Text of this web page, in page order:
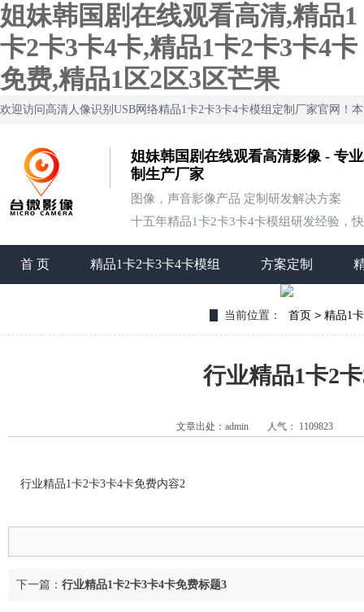
姐妹韩国剧在线观看高清,精品1
卡2卡3卡4卡,精品1卡2卡3卡4卡
免费,精品1区2区3区芒果
欢迎访问高清人像识别USB网络精品1卡2卡3卡4卡模组定制厂家官网！
姐妹韩国剧在线观看高清影像 - 专
制生产厂家
图像，声音影像产品 定制研发解决方案
十五年精品1卡2卡3卡4卡模组研发经验，快速
首 页 精品1卡2卡3卡4卡模组 方案定制
当前位置： 首页 > 精品1
行业精品1卡2
文章出处：admin 人气： 1109823
行业精品1卡2卡3卡4卡免费内容2
下一篇： 行业精品1卡2卡3卡4卡免费标题3